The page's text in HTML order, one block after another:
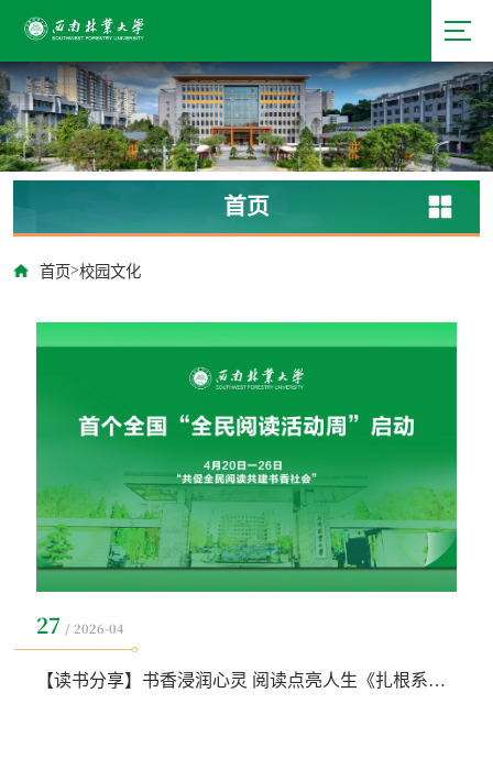
首页
首页>校园文化
27 2026-04
【读书分享】书香浸润心灵 阅读点亮人生《扎根系列丛书—张海秋》